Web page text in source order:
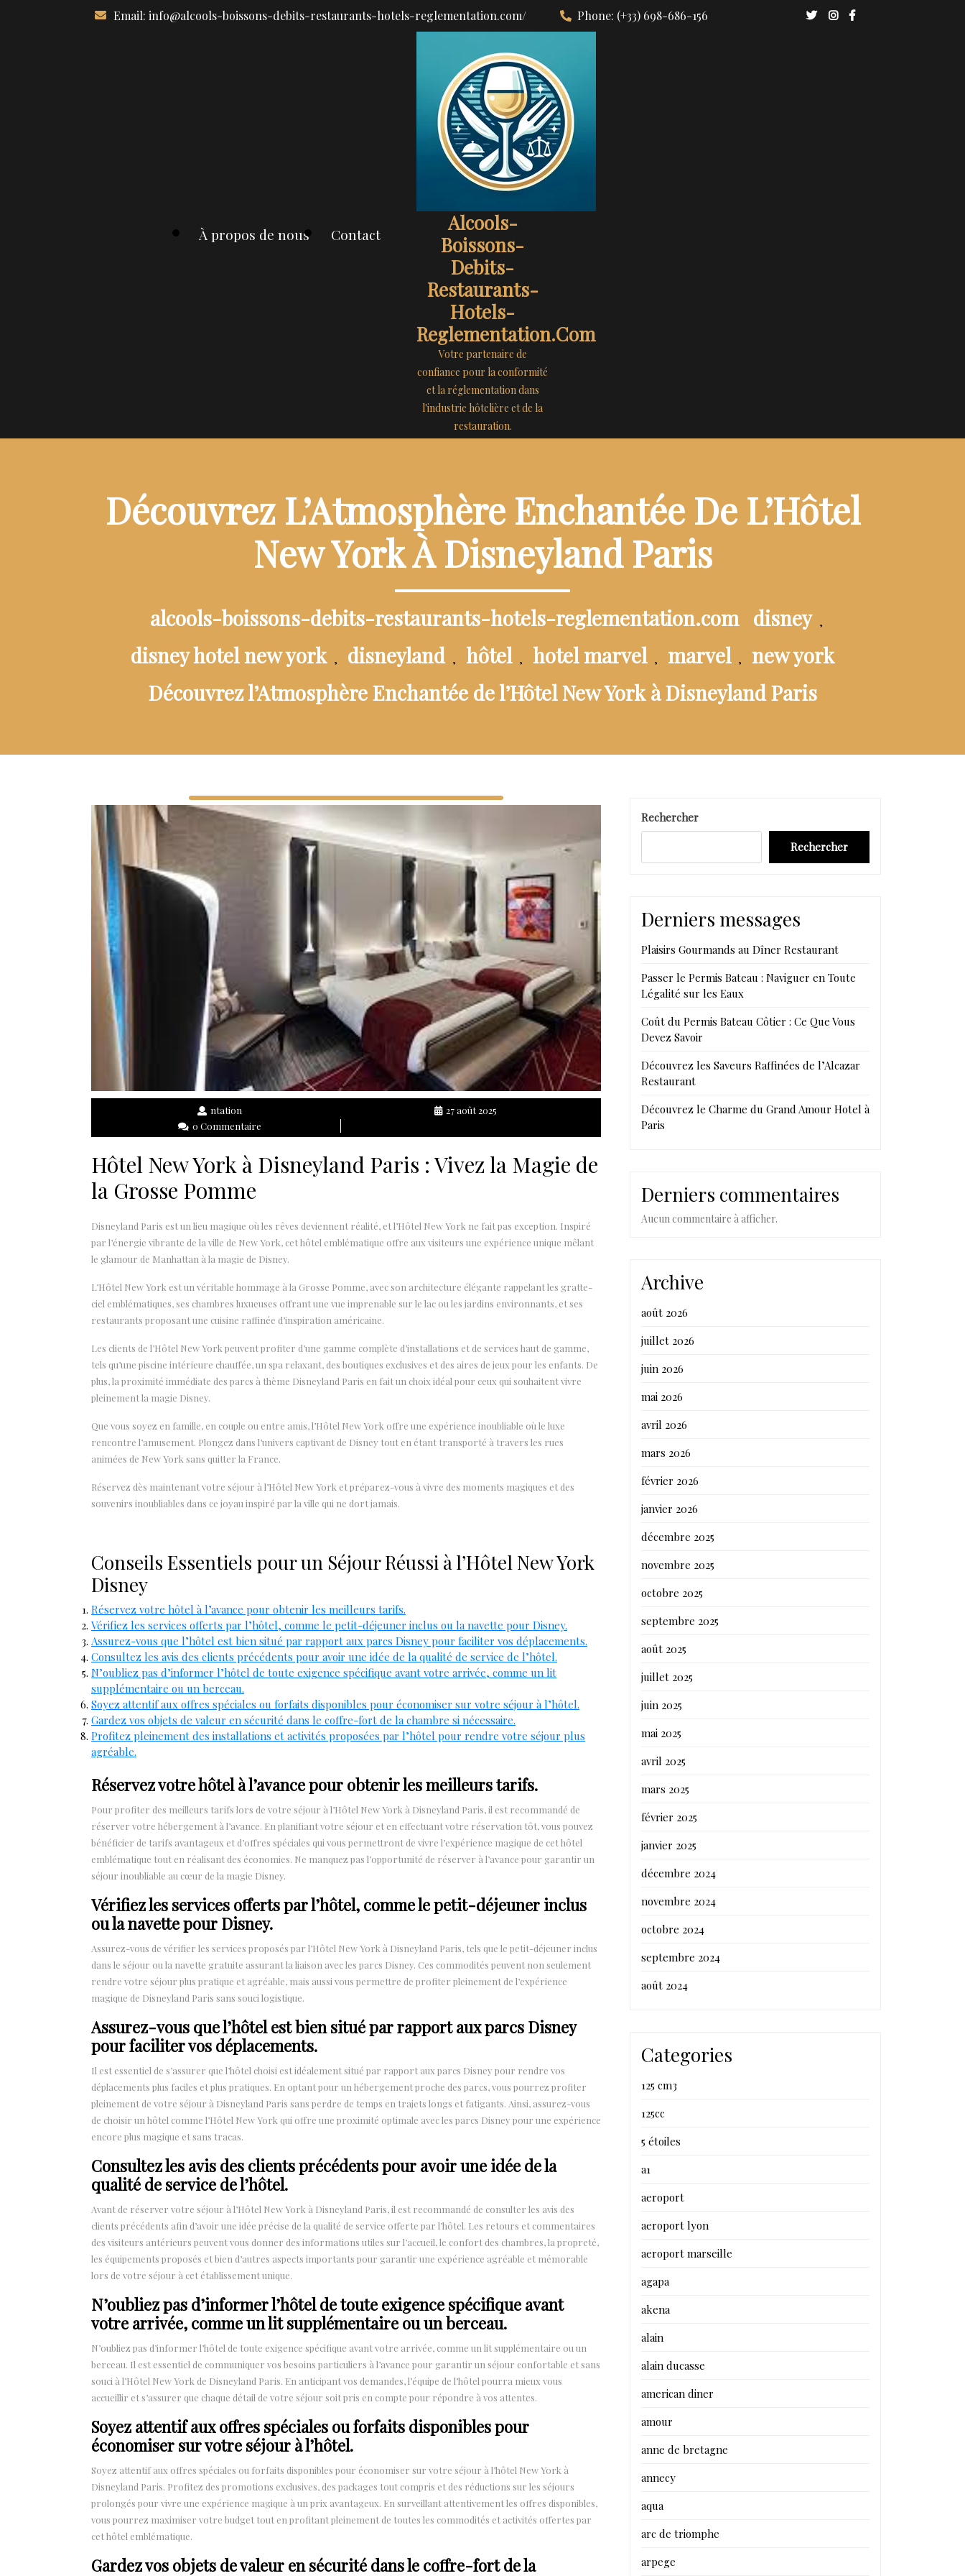
Email: info@alcools-boissons-debits-restaurants-hotels-reglementation.com/ Phone: (+33) 698-686-156
À propos de nous Contact
Alcools-
Boissons-
Debits-
Restaurants-
Hotels-
Reglementation.com
Votre partenaire de
confiance pour la conformité
et la réglementation dans
l'industrie hôtelière et de la
restauration.
Découvrez L’Atmosphère Enchantée De L’Hôtel
New York À Disneyland Paris
alcools-boissons-debits-restaurants-hotels-reglementation.com disney ,
disney hotel new york , disneyland , hôtel , hotel marvel , marvel ,
new york
Découvrez l’Atmosphère Enchantée de l’Hôtel New York à Disneyland Paris
ntation
27 août 2025
0 Commentaire
Hôtel New York à Disneyland Paris : Vivez la Magie de
la Grosse Pomme
Disneyland Paris est un lieu magique où les rêves deviennent réalité, et l’Hôtel New York ne fait pas exception. Inspiré
par l’énergie vibrante de la ville de New York, cet hôtel emblématique offre aux visiteurs une expérience unique mêlant
le glamour de Manhattan à la magie de Disney.
L’Hôtel New York est un véritable hommage à la Grosse Pomme, avec son architecture élégante rappelant les gratte-
ciel emblématiques, ses chambres luxueuses offrant une vue imprenable sur le lac ou les jardins environnants, et ses
restaurants proposant une cuisine raffinée d’inspiration américaine.
Les clients de l’Hôtel New York peuvent profiter d’une gamme complète d’installations et de services haut de gamme,
tels qu’une piscine intérieure chauffée, un spa relaxant, des boutiques exclusives et des aires de jeux pour les enfants. De
plus, la proximité immédiate des parcs à thème Disneyland Paris en fait un choix idéal pour ceux qui souhaitent vivre
pleinement la magie Disney.
Que vous soyez en famille, en couple ou entre amis, l’Hôtel New York offre une expérience inoubliable où le luxe
rencontre l’amusement. Plongez dans l’univers captivant de Disney tout en étant transporté à travers les rues
animées de New York sans quitter la France.
Réservez dès maintenant votre séjour à l’Hôtel New York et préparez-vous à vivre des moments magiques et des
souvenirs inoubliables dans ce joyau inspiré par la ville qui ne dort jamais.
Conseils Essentiels pour un Séjour Réussi à l’Hôtel New York
Disney
Réservez votre hôtel à l’avance pour obtenir les meilleurs tarifs.
Vérifiez les services offerts par l’hôtel, comme le petit-déjeuner inclus ou la navette pour Disney.
Assurez-vous que l’hôtel est bien situé par rapport aux parcs Disney pour faciliter vos déplacements.
Consultez les avis des clients précédents pour avoir une idée de la qualité de service de l’hôtel.
N’oubliez pas d’informer l’hôtel de toute exigence spécifique avant votre arrivée, comme un lit
supplémentaire ou un berceau.
Soyez attentif aux offres spéciales ou forfaits disponibles pour économiser sur votre séjour à l’hôtel.
Gardez vos objets de valeur en sécurité dans le coffre-fort de la chambre si nécessaire.
Profitez pleinement des installations et activités proposées par l’hôtel pour rendre votre séjour plus
agréable.
Réservez votre hôtel à l’avance pour obtenir les meilleurs tarifs.
Pour profiter des meilleurs tarifs lors de votre séjour à l’Hôtel New York à Disneyland Paris, il est recommandé de
réserver votre hébergement à l’avance. En planifiant votre séjour et en effectuant votre réservation tôt, vous pouvez
bénéficier de tarifs avantageux et d’offres spéciales qui vous permettront de vivre l’expérience magique de cet hôtel
emblématique tout en réalisant des économies. Ne manquez pas l’opportunité de réserver à l’avance pour garantir un
séjour inoubliable au cœur de la magie Disney.
Vérifiez les services offerts par l’hôtel, comme le petit-déjeuner inclus
ou la navette pour Disney.
Assurez-vous de vérifier les services proposés par l’Hôtel New York à Disneyland Paris, tels que le petit-déjeuner inclus
dans le séjour ou la navette gratuite assurant la liaison avec les parcs Disney. Ces commodités peuvent non seulement
rendre votre séjour plus pratique et agréable, mais aussi vous permettre de profiter pleinement de l’expérience
magique de Disneyland Paris sans souci logistique.
Assurez-vous que l’hôtel est bien situé par rapport aux parcs Disney
pour faciliter vos déplacements.
Il est essentiel de s’assurer que l’hôtel choisi est idéalement situé par rapport aux parcs Disney pour rendre vos
déplacements plus faciles et plus pratiques. En optant pour un hébergement proche des parcs, vous pourrez profiter
pleinement de votre séjour à Disneyland Paris sans perdre de temps en trajets longs et fatigants. Ainsi, assurez-vous
de choisir un hôtel comme l’Hôtel New York qui offre une proximité optimale avec les parcs Disney pour une expérience
encore plus magique et sans tracas.
Consultez les avis des clients précédents pour avoir une idée de la
qualité de service de l’hôtel.
Avant de réserver votre séjour à l’Hôtel New York à Disneyland Paris, il est recommandé de consulter les avis des
clients précédents afin d’avoir une idée précise de la qualité de service offerte par l’hôtel. Les retours et commentaires
des visiteurs antérieurs peuvent vous donner des informations utiles sur l’accueil, le confort des chambres, la propreté,
les équipements proposés et bien d’autres aspects importants pour garantir une expérience agréable et mémorable
lors de votre séjour à cet établissement unique.
N’oubliez pas d’informer l’hôtel de toute exigence spécifique avant
votre arrivée, comme un lit supplémentaire ou un berceau.
N’oubliez pas d’informer l’hôtel de toute exigence spécifique avant votre arrivée, comme un lit supplémentaire ou un
berceau. Il est essentiel de communiquer vos besoins particuliers à l’avance pour garantir un séjour confortable et sans
souci à l’Hôtel New York de Disneyland Paris. En anticipant vos demandes, l’équipe de l’hôtel pourra mieux vous
accueillir et s’assurer que chaque détail de votre séjour soit pris en compte pour répondre à vos attentes.
Soyez attentif aux offres spéciales ou forfaits disponibles pour
économiser sur votre séjour à l’hôtel.
Soyez attentif aux offres spéciales ou forfaits disponibles pour économiser sur votre séjour à l’hôtel New York à
Disneyland Paris. Profitez des promotions exclusives, des packages tout compris et des réductions sur les séjours
prolongés pour vivre une expérience magique à un prix avantageux. En surveillant attentivement les offres disponibles,
vous pourrez maximiser votre budget tout en profitant pleinement de toutes les commodités et activités offertes par
cet hôtel emblématique.
Gardez vos objets de valeur en sécurité dans le coffre-fort de la
Rechercher
Rechercher
Derniers messages
Plaisirs Gourmands au Dîner Restaurant
Passer le Permis Bateau : Naviguer en Toute
Légalité sur les Eaux
Coût du Permis Bateau Côtier : Ce Que Vous
Devez Savoir
Découvrez les Saveurs Raffinées de l’Alcazar
Restaurant
Découvrez le Charme du Grand Amour Hotel à
Paris
Derniers commentaires
Aucun commentaire à afficher.
Archive
août 2026
juillet 2026
juin 2026
mai 2026
avril 2026
mars 2026
février 2026
janvier 2026
décembre 2025
novembre 2025
octobre 2025
septembre 2025
août 2025
juillet 2025
juin 2025
mai 2025
avril 2025
mars 2025
février 2025
janvier 2025
décembre 2024
novembre 2024
octobre 2024
septembre 2024
août 2024
Categories
125 cm3
125cc
5 étoiles
a1
aeroport
aeroport lyon
aeroport marseille
agapa
akena
alain
alain ducasse
american diner
amour
anne de bretagne
annecy
aqua
arc de triomphe
arpege